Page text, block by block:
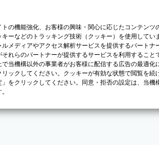
の機能強化、お客様の興味・関心に応じたコンテン
ーなどのトラッキング技術（クッキー）を使用して
メディアやアクセス解析サービスを提供するパート
れらのパートナーが提供するサービスを利用するこ
当機構以外の事業者がお客様に配信する広告の最適
ックしてください。クッキーが有効な状態で閲覧を
をクリックしてください。同意・拒否の設定は、当機